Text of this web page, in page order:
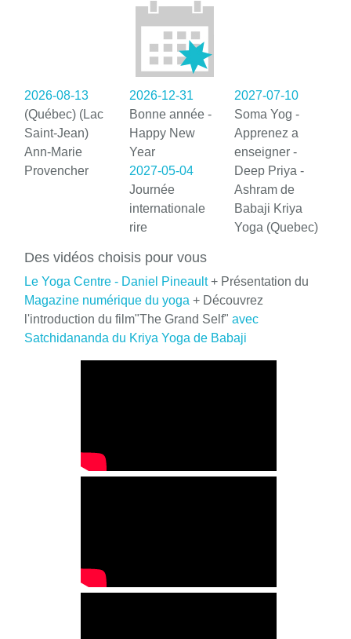
2026-08-13
(Québec) (Lac
Saint-Jean)
Ann-Marie
Provencher
2026-12-31
Bonne année -
Happy New
Year
2027-05-04
Journée
internationale
rire
2027-07-10
Soma Yog -
Apprenez a
enseigner -
Deep Priya -
Ashram de
Babaji Kriya
Yoga (Quebec)
Des vidéos choisis pour vous
Le Yoga Centre - Daniel Pineault+ Présentation du
Magazine numérique du yoga + Découvrez
l'introduction du film"The Grand Self" avec
Satchidananda du Kriya Yoga de Babaji